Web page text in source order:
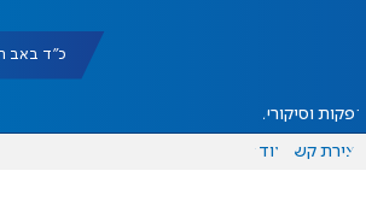
כ"ד באב תשפ"ו
הפקות וסיקורים
יצירת קשר עוד